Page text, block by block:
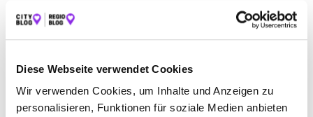
Diese Webseite verwendet Cookies
Wir verwenden Cookies, um Inhalte und Anzeigen zu
personalisieren, Funktionen für soziale Medien anbieten